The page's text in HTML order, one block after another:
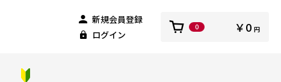
新規会員登録
ログイン
0 ￥0 円